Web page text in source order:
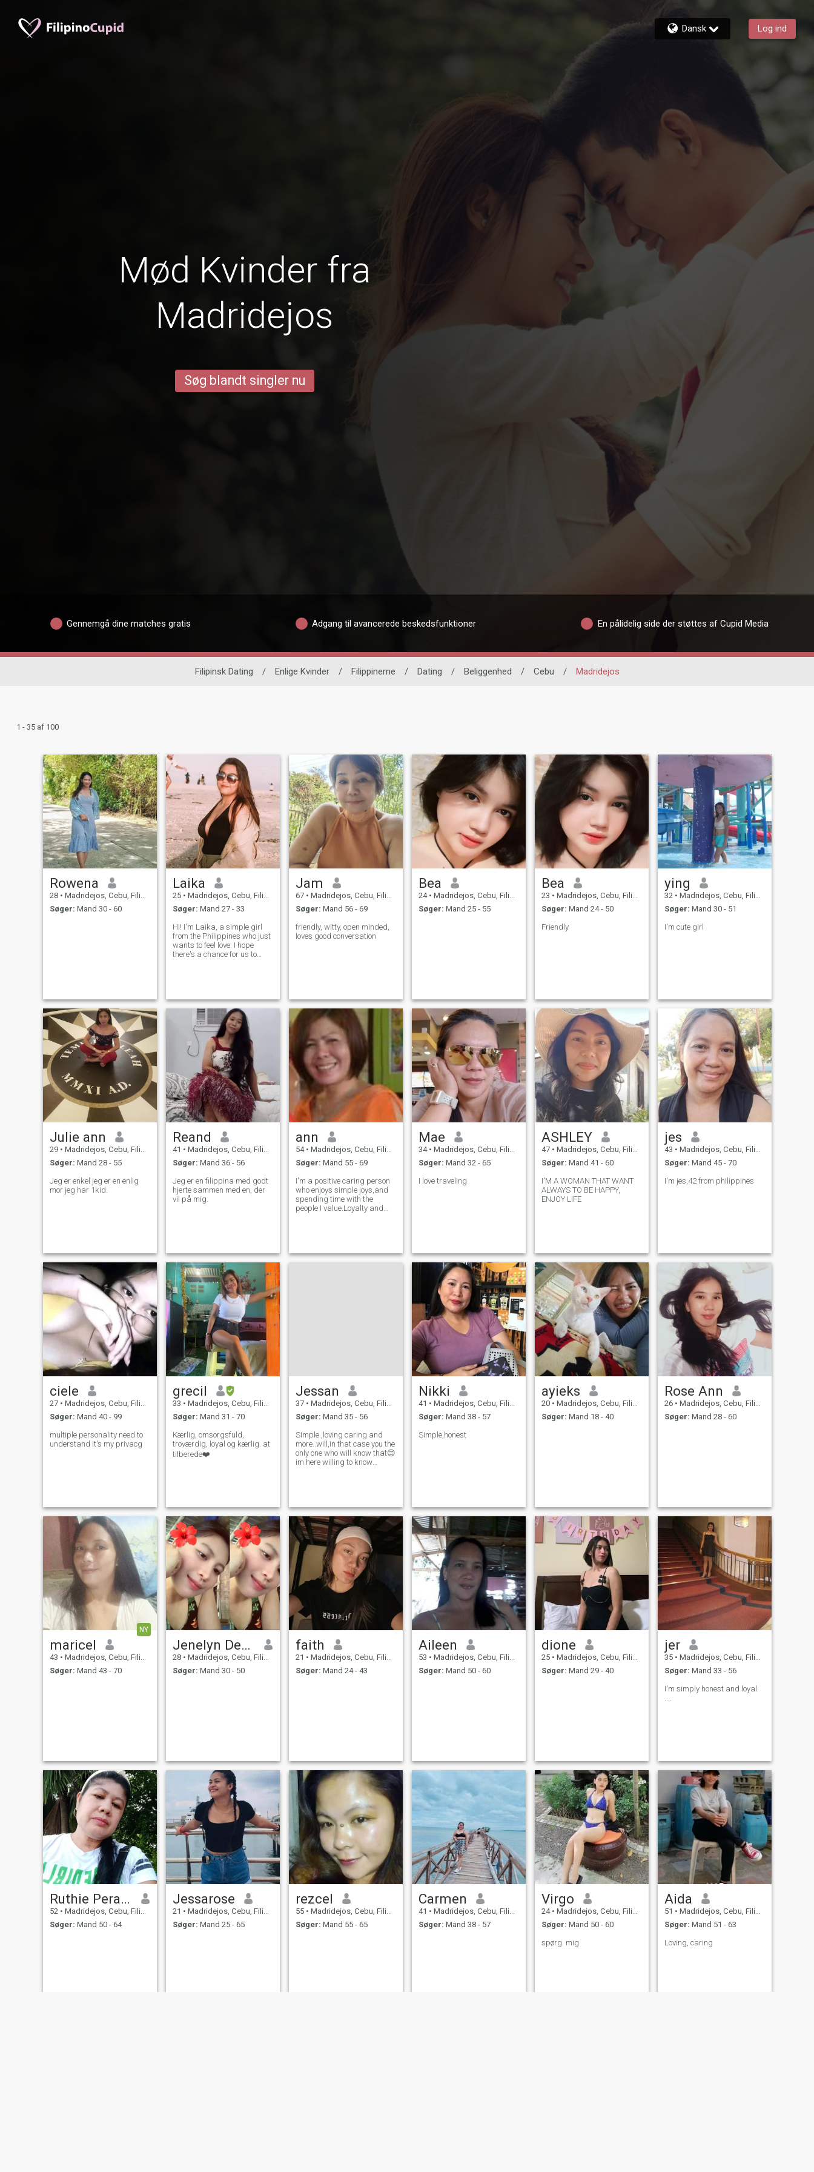
Dansk Log ind
Mød Kvinder fra
Madridejos
Søg blandt singler nu
Gennemgå dine matches gratis Adgang til avancerede beskedsfunktioner En pålidelig side der støttes af Cupid Media
Filipinsk Dating / Enlige Kvinder / Filippinerne / Dating / Beliggenhed / Cebu / Madridejos
1 - 35 af 100
Rowena
28 • Madridejos, Cebu, Filippinerne
Søger: Mand 30 - 60
Laika
25 • Madridejos, Cebu, Filippinerne
Søger: Mand 27 - 33
Hi! I'm Laika, a simple girl
from the Philippines who just
wants to feel love. I hope
there's a chance for us to
to message me.
Jam
67 • Madridejos, Cebu, Filippinerne
Søger: Mand 56 - 69
friendly, witty, open minded,
loves good conversation
Bea
24 • Madridejos, Cebu, Filippinerne
Søger: Mand 25 - 55
Bea
23 • Madridejos, Cebu, Filippinerne
Søger: Mand 24 - 50
Friendly
ying
32 • Madridejos, Cebu, Filippinerne
Søger: Mand 30 - 51
I'm cute girl
Julie ann
29 • Madridejos, Cebu, Filippinerne
Søger: Mand 28 - 55
Jeg er enkel jeg er en enlig
mor jeg har 1kid.
Reand
41 • Madridejos, Cebu, Filippinerne
Søger: Mand 36 - 56
Jeg er en filippina med godt
hjerte sammen med en, der
vil på mig.
ann
54 • Madridejos, Cebu, Filippinerne
Søger: Mand 55 - 69
I'm a positive caring person
who enjoys simple joys,and
spending time with the
people I value.Loyalty and
Mae
34 • Madridejos, Cebu, Filippinerne
Søger: Mand 32 - 65
I love traveling
ASHLEY
47 • Madridejos, Cebu, Filippinerne
Søger: Mand 41 - 60
I'M A WOMAN THAT WANT
ALWAYS TO BE HAPPY,
ENJOY LIFE
jes
43 • Madridejos, Cebu, Filippinerne
Søger: Mand 45 - 70
I'm jes,42 from philippines
ciele
27 • Madridejos, Cebu, Filippinerne
Søger: Mand 40 - 99
multiple personality need to
understand it's my privacg
grecil
33 • Madridejos, Cebu, Filippinerne
Søger: Mand 31 - 70
Kærlig, omsorgsfuld,
troværdig, loyal og kærlig. at
tilberede❤️
Jessan
37 • Madridejos, Cebu, Filippinerne
Søger: Mand 35 - 56
Simple.,loving caring and
more..will,in that case you the
only one who will know that😊
im here willing to know
Nikki
41 • Madridejos, Cebu, Filippinerne
Søger: Mand 38 - 57
Simple,honest
ayieks
20 • Madridejos, Cebu, Filippinerne
Søger: Mand 18 - 40
Rose Ann
26 • Madridejos, Cebu, Filippinerne
Søger: Mand 28 - 60
NY
maricel
43 • Madridejos, Cebu, Filippinerne
Søger: Mand 43 - 70
Jenelyn Despi
28 • Madridejos, Cebu, Filippinerne
Søger: Mand 30 - 50
faith
21 • Madridejos, Cebu, Filippinerne
Søger: Mand 24 - 43
Aileen
53 • Madridejos, Cebu, Filippinerne
Søger: Mand 50 - 60
dione
25 • Madridejos, Cebu, Filippinerne
Søger: Mand 29 - 40
jer
35 • Madridejos, Cebu, Filippinerne
Søger: Mand 33 - 56
I'm simply honest and loyal
....
Ruthie Perales
52 • Madridejos, Cebu, Filippinerne
Søger: Mand 50 - 64
Jessarose
21 • Madridejos, Cebu, Filippinerne
Søger: Mand 25 - 65
rezcel
55 • Madridejos, Cebu, Filippinerne
Søger: Mand 55 - 65
Carmen
41 • Madridejos, Cebu, Filippinerne
Søger: Mand 38 - 57
Virgo
24 • Madridejos, Cebu, Filippinerne
Søger: Mand 50 - 60
spørg. mig
Aida
51 • Madridejos, Cebu, Filippinerne
Søger: Mand 51 - 63
Loving, caring